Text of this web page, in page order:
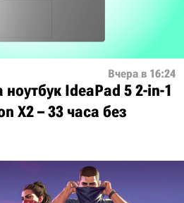
Вчера в 16:24
IdeaPad 5 2-in-1
X2 – 33 часа без